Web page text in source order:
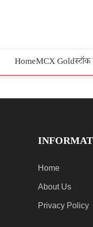
HomeMCX Goldस्टॉक
Home
About Us
Privacy Policy